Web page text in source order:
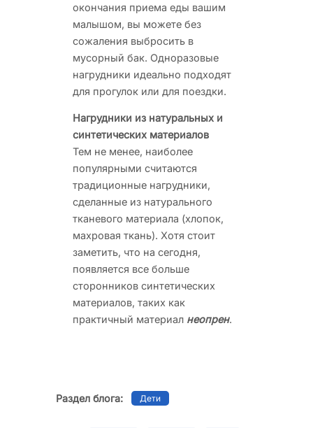
окончания приема еды вашим
малышом, вы можете без
сожаления выбросить в
мусорный бак. Одноразовые
нагрудники идеально подходят
для прогулок или для поездки.
Нагрудники из натуральных и
синтетических материалов
Тем не менее, наиболее
популярными считаются
традиционные нагрудники,
сделанные из натурального
тканевого материала (хлопок,
махровая ткань). Хотя стоит
заметить, что на сегодня,
появляется все больше
сторонников синтетических
материалов, таких как
практичный материал неопрен.
Раздел блога: Дети